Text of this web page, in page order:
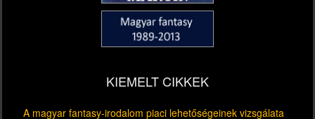
KIEMELT CIKKEK
A magyar fantasy-irodalom piaci lehetőségeinek vizsgálata